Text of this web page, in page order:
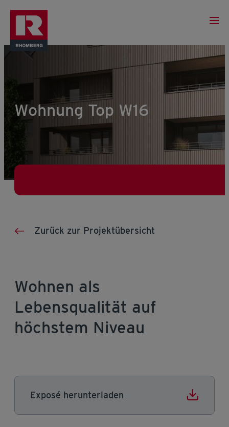
Wohnung Top W16
Zurück zur Projektübersicht
Wohnen als
Lebensqualität auf
höchstem Niveau
Exposé herunterladen